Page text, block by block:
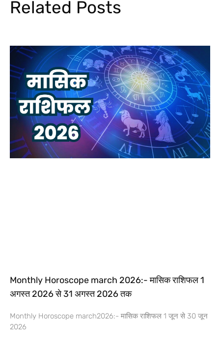
Related Posts
Monthly Horoscope march 2026:- मासिक राशिफल 1
अगस्त 2026 से 31 अगस्त 2026 तक
Monthly Horoscope march2026:- मासिक राशिफल 1 जून से 30 जून
2026